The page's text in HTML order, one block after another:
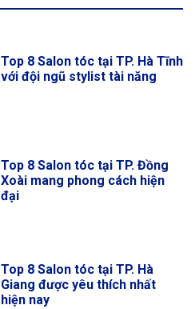
Top 8 Salon tóc tại TP. Hà Tĩnh
với đội ngũ stylist tài năng
Top 8 Salon tóc tại TP. Đồng
Xoài mang phong cách hiện
đại
Top 8 Salon tóc tại TP. Hà
Giang được yêu thích nhất
hiện nay